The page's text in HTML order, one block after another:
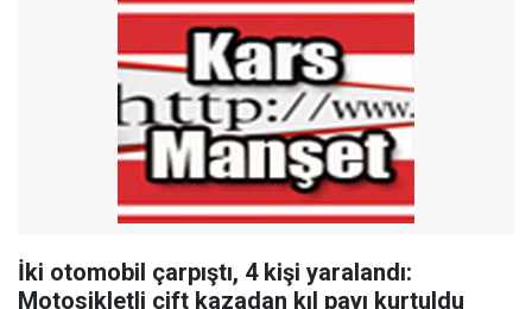
İki otomobil çarpıştı, 4 kişi yaralandı:
Motosikletli çift kazadan kıl payı kurtuldu